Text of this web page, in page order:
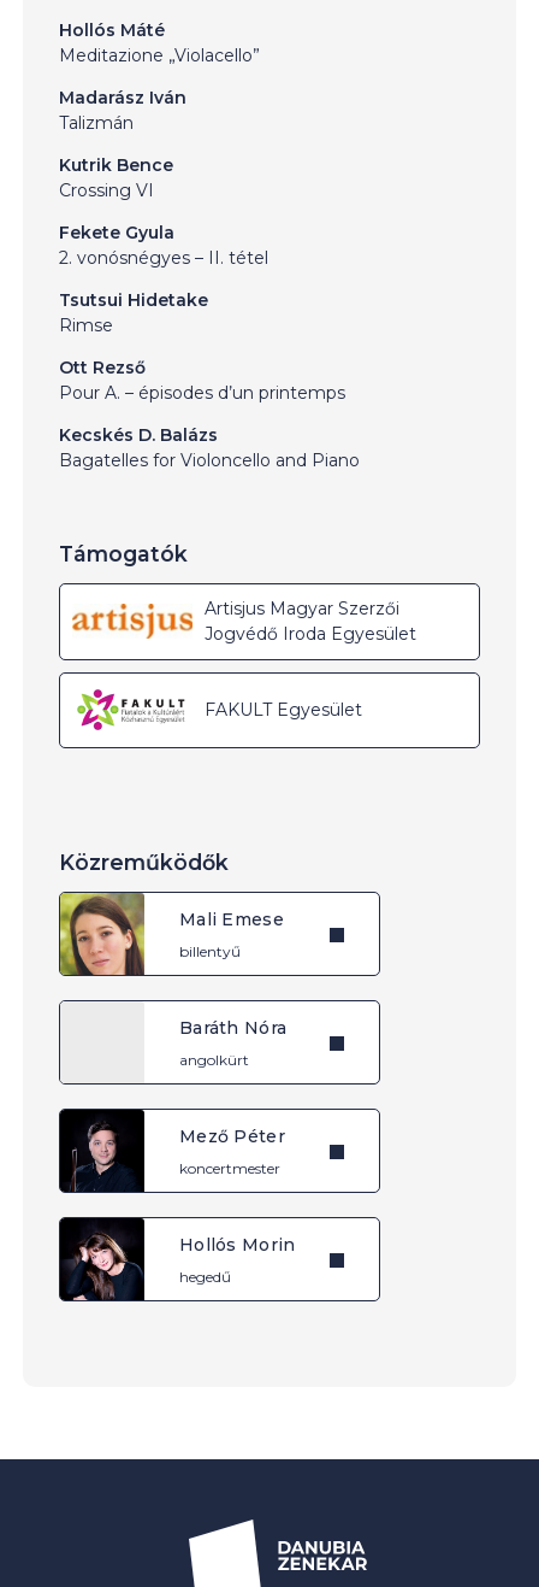
Hollós Máté
Meditazione „Violacello”
Madarász Iván
Talizmán
Kutrik Bence
Crossing VI
Fekete Gyula
2. vonósnégyes – II. tétel
Tsutsui Hidetake
Rimse
Ott Rezső
Pour A. – épisodes d’un printemps
Kecskés D. Balázs
Bagatelles for Violoncello and Piano
Támogatók
Artisjus Magyar Szerzői
Jogvédő Iroda Egyesület
FAKULT Egyesület
Közreműködők
Mali Emese
billentyű
Baráth Nóra
angolkürt
Mező Péter
koncertmester
Hollós Morin
hegedű